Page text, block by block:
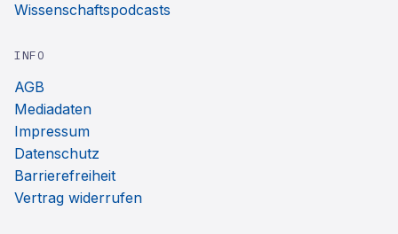
Wissenschaftspodcasts
INFO
AGB
Mediadaten
Impressum
Datenschutz
Barrierefreiheit
Vertrag widerrufen